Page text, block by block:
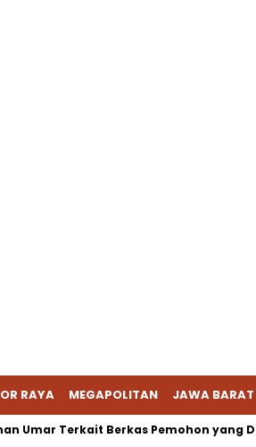
RAYA MEGAPOLITAN JAWA BARAT
Umar Terkait Berkas Pemohon yang